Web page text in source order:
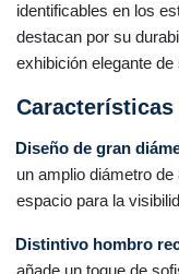
identificables en los
destacan por su
exhibición elegante
Diseño de gran
un amplio diámetro
espacio para la
Distintivo hombro
añade un toque de